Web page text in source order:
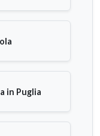
in Puglia